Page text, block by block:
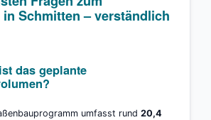
Schmitten – verständlich
das geplante
umfasst rund20,4